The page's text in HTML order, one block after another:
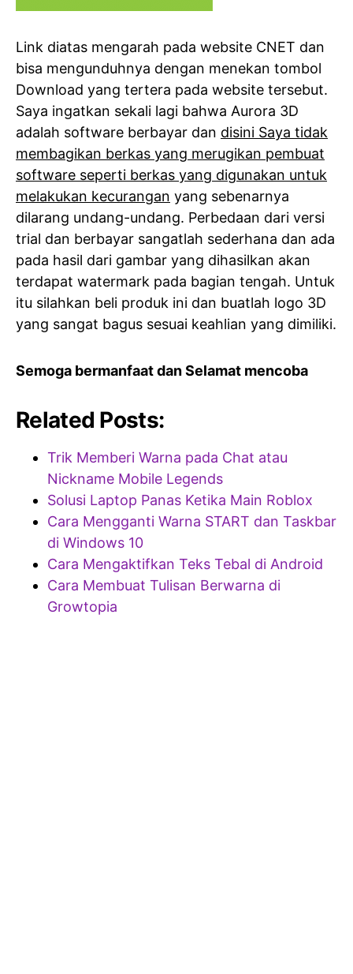
Link diatas mengarah pada website CNET dan
bisa mengunduhnya dengan menekan tombol
Download yang tertera pada website tersebut.
Saya ingatkan sekali lagi bahwa Aurora 3D
adalah software berbayar dan disini Saya tidak
membagikan berkas yang merugikan pembuat
software seperti berkas yang digunakan untuk
melakukan kecurangan yang sebenarnya
dilarang undang-undang. Perbedaan dari versi
trial dan berbayar sangatlah sederhana dan ada
pada hasil dari gambar yang dihasilkan akan
terdapat watermark pada bagian tengah. Untuk
itu silahkan beli produk ini dan buatlah logo 3D
yang sangat bagus sesuai keahlian yang dimiliki.
Semoga bermanfaat dan Selamat mencoba
Related Posts:
Trik Memberi Warna pada Chat atau
Nickname Mobile Legends
Solusi Laptop Panas Ketika Main Roblox
Cara Mengganti Warna START dan Taskbar
di Windows 10
Cara Mengaktifkan Teks Tebal di Android
Cara Membuat Tulisan Berwarna di
Growtopia